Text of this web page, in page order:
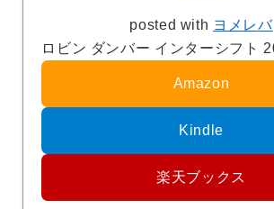
posted with ヨメレバ
ロビン ダンバー インターシフト
Amazon
Kindle
楽天ブックス